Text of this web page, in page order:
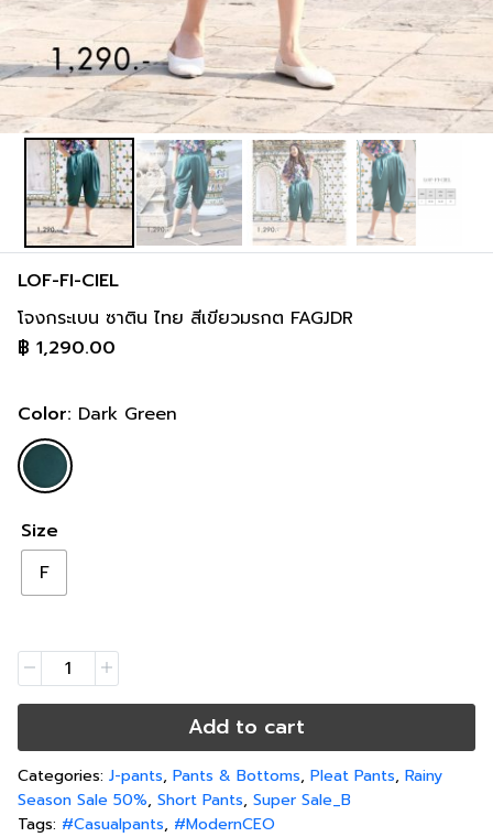
LOF-FI-CIEL
โจงกระเบน ซาติน ไทย สีเขียวมรกต FAGJDR
฿ 1,290.00
Color: Dark Green
Size
F
Add to cart
Categories: J-pants, Pants & Bottoms, Pleat Pants, Rainy
Season Sale 50%, Short Pants, Super Sale_B
Tags: #Casualpants, #ModernCEO